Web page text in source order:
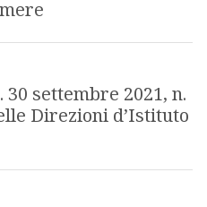
30 settembre 2021, n.
Direzioni d’Istituto